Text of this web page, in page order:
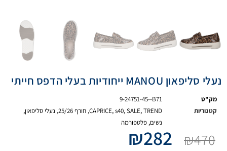
נעלי סליפאון MANOU ייחודיות בעלי הדפס חייתי
מק"ט
9-24751-45--B71
קטגוריות
CAPRICE,s40,SALE,TREND
, חורף 25/26 , נעלי סליפאון,
נשים, פלטפורמה
₪470
₪282